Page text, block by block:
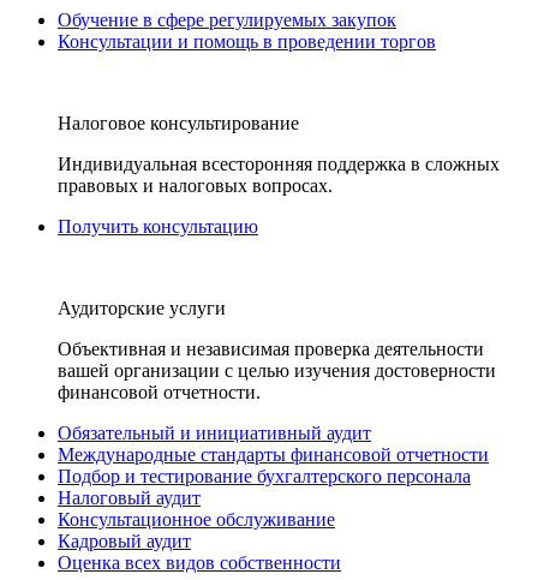
Обучение в сфере регулируемых закупок
Консультации и помощь в проведении торгов
Налоговое консультирование
Индивидуальная всесторонняя поддержка в сложных
правовых и налоговых вопросах.
Получить консультацию
Аудиторские услуги
Объективная и независимая проверка деятельности
вашей организации с целью изучения достоверности
финансовой отчетности.
Обязательный и инициативный аудит
Международные стандарты финансовой отчетности
Подбор и тестирование бухгалтерского персонала
Налоговый аудит
Консультационное обслуживание
Кадровый аудит
Оценка всех видов собственности